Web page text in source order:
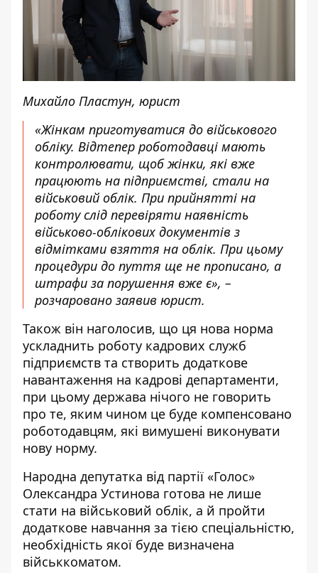
Михайло Пластун, юрист
«Жінкам приготуватися до військового
обліку. Відтепер роботодавці мають
контролювати, щоб жінки, які вже
працюють на підприємстві, стали на
військовий облік. При прийнятті на
роботу слід перевіряти наявність
військово-облікових документів з
відмітками взяття на облік. При цьому
процедури до пуття ще не прописано, а
штрафи за порушення вже є», –
розчаровано заявив юрист.
Також він наголосив, що ця нова норма
ускладнить роботу кадрових служб
підприємств та створить додаткове
навантаження на кадрові департаменти,
при цьому держава нічого не говорить
про те, яким чином це буде компенсовано
роботодавцям, які вимушені виконувати
нову норму.
Народна депутатка від партії «Голос»
Олександра Устинова готова не лише
стати на військовий облік, а й пройти
додаткове навчання за тією спеціальністю,
необхідність якої буде визначена
військкоматом.